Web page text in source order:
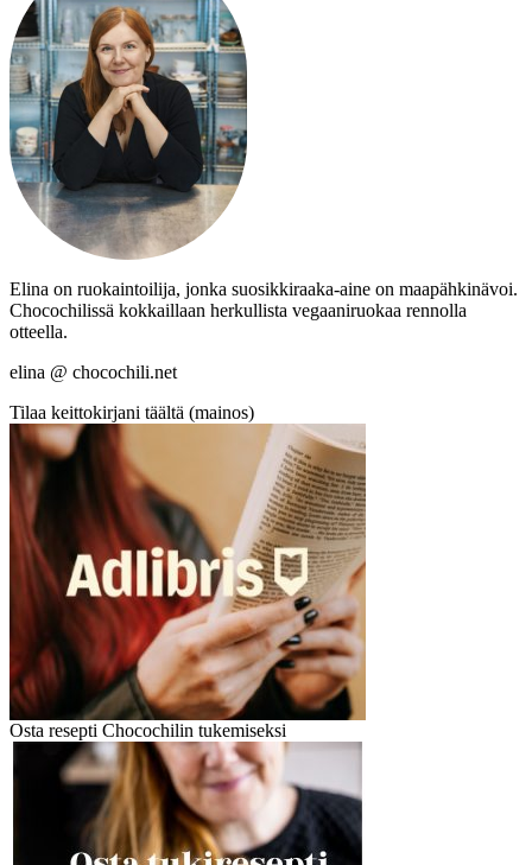
Elina on ruokaintoilija, jonka suosikkiraaka-aine on maapähkinävoi.
Chocochilissä kokkaillaan herkullista vegaaniruokaa rennolla
otteella.
elina @ chocochili.net
Tilaa keittokirjani täältä (mainos)
Osta resepti Chocochilin tukemiseksi